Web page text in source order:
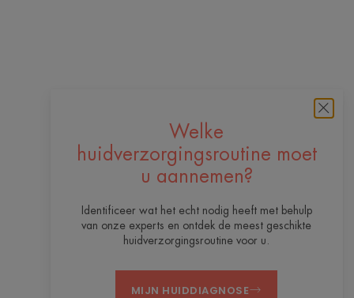
Welke
huidverzorgingsroutine moet
u aannemen?
Identificeer wat het echt nodig heeft met behulp
van onze experts en ontdek de meest geschikte
huidverzorgingsroutine voor u.
MIJN HUIDDIAGNOSE